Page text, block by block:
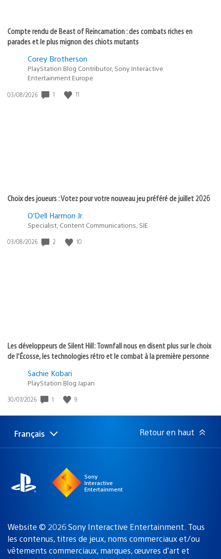
Compte rendu de Beast of Reincarnation : des combats riches en
parades et le plus mignon des chiots mutants
Corey Brotherson
PlayStation Blog Contributor, Sony Interactive
Entertainment Europe
Date
03/08/2026 1 11
Choix des joueurs : Votez pour votre nouveau jeu préféré de juillet 2026
O’Dell Harmon Jr.
Specialist, Content Communications, SIE
Date
03/08/2026 2 10
Les développeurs de Silent Hill: Townfall nous en disent plus sur le choix
de l’Écosse, les technologies rétro et le combat à la première personne
Sachie Kobari
PlayStation.Blog Japan
Date
publication
30/07/2026 1 9
Choisir
Région
Français Retour en haut
Sony
Interactive
Entertainment
Website © 2026 Sony Interactive Entertainment. Tous
les contenus, titres de jeux, noms commerciaux et/ou
vêtements commerciaux, marques, œuvres d’art et